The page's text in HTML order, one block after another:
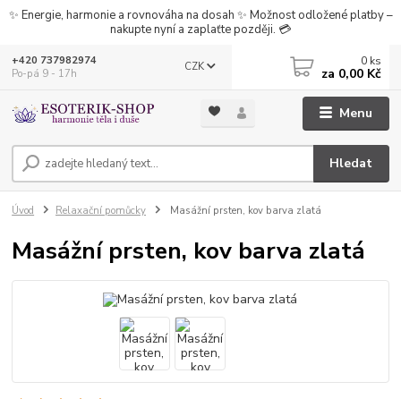
✨ Energie, harmonie a rovnováha na dosah ✨ Možnost odložené platby –
nakupte nyní a zaplaťte později. 💳
Menu
CZK
Hledat
+420 737982974
Po-pá 9 - 17h
0 ks
za 0,00 Kč
Úvod Relaxační pomůcky Masážní prsten, kov barva zlatá
Masážní prsten, kov barva zlatá